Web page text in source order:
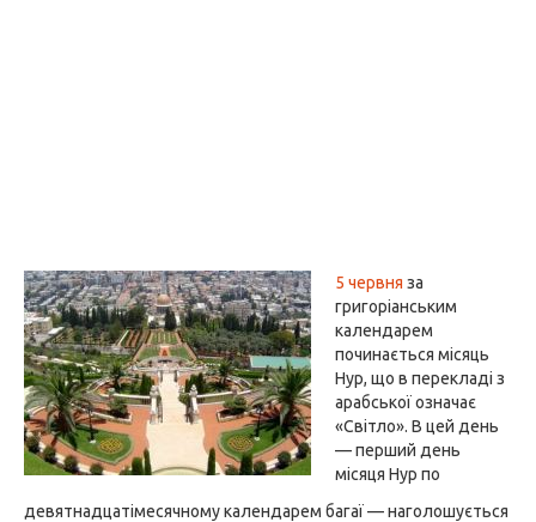
5 червня за
григоріанським
календарем
починається місяць
Нур, що в перекладі з
арабської означає
«Світло». В цей день
— перший день
місяця Нур по
девятнадцатімесячному календарем багаї — наголошується